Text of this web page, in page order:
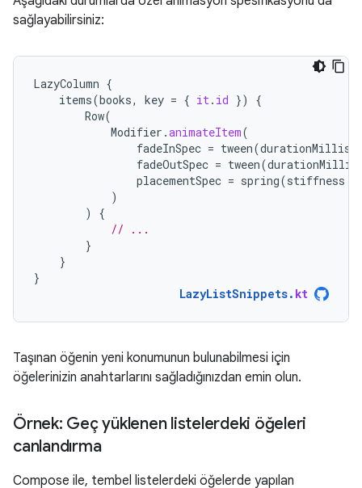
sağlayabilirsiniz:
LazyColumn {
items(books, key = { it. id })
{
Row(
Modifier .animateItem(
fadeInSpec = tween(durationMillis
fadeOutSpec = tween(durationMillis
placementSpec = spring(stiffness
)
)
{
// ...
}
}
}
LazyListSnippets. kt
Taşınan öğenin yeni konumunun bulunabilmesi için
öğelerinizin anahtarlarını sağladığınızdan emin olun.
Örnek: Geç yüklenen listelerdeki öğeleri
canlandırma
Compose ile, tembel listelerdeki öğelerde yapılan